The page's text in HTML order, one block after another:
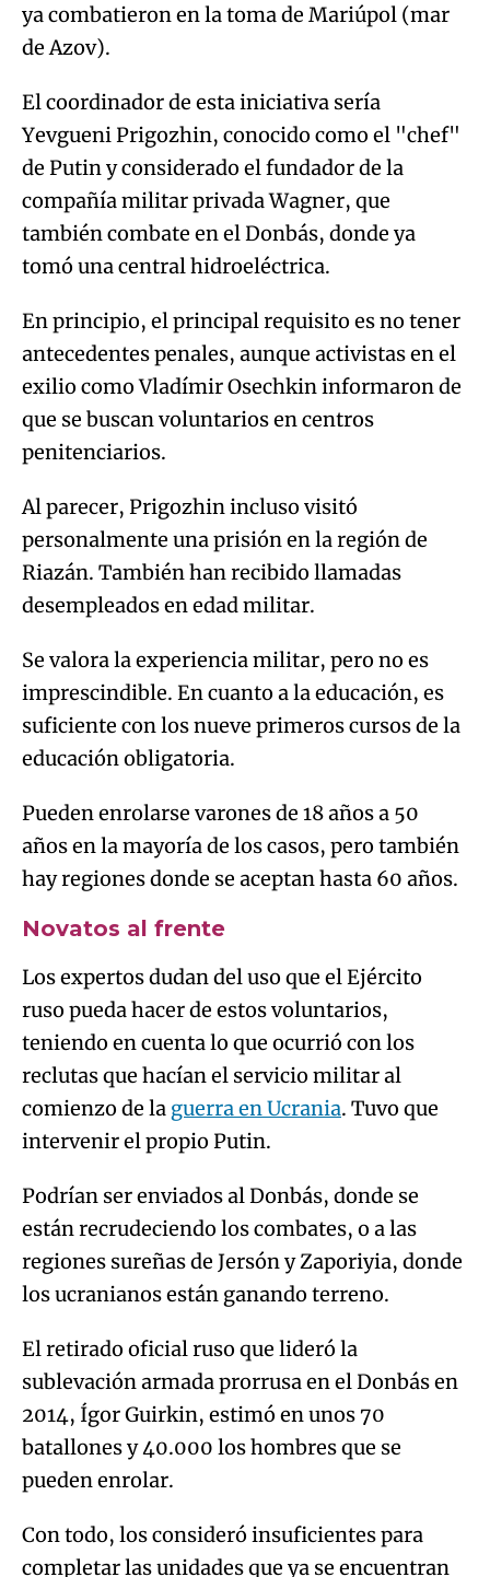
ya combatieron en la toma de Mariúpol (mar
de Azov).
El coordinador de esta iniciativa sería
Yevgueni Prigozhin, conocido como el "chef"
de Putin y considerado el fundador de la
compañía militar privada Wagner, que
también combate en el Donbás, donde ya
tomó una central hidroeléctrica.
En principio, el principal requisito es no tener
antecedentes penales, aunque activistas en el
exilio como Vladímir Osechkin informaron de
que se buscan voluntarios en centros
penitenciarios.
Al parecer, Prigozhin incluso visitó
personalmente una prisión en la región de
Riazán. También han recibido llamadas
desempleados en edad militar.
Se valora la experiencia militar, pero no es
imprescindible. En cuanto a la educación, es
suficiente con los nueve primeros cursos de la
educación obligatoria.
Pueden enrolarse varones de 18 años a 50
años en la mayoría de los casos, pero también
hay regiones donde se aceptan hasta 60 años.
Novatos al frente
Los expertos dudan del uso que el Ejército
ruso pueda hacer de estos voluntarios,
teniendo en cuenta lo que ocurrió con los
reclutas que hacían el servicio militar al
comienzo de la guerra en Ucrania. Tuvo que
intervenir el propio Putin.
Podrían ser enviados al Donbás, donde se
están recrudeciendo los combates, o a las
regiones sureñas de Jersón y Zaporiyia, donde
los ucranianos están ganando terreno.
El retirado oficial ruso que lideró la
sublevación armada prorrusa en el Donbás en
2014, Ígor Guirkin, estimó en unos 70
batallones y 40.000 los hombres que se
pueden enrolar.
Con todo, los consideró insuficientes para
completar las unidades que ya se encuentran